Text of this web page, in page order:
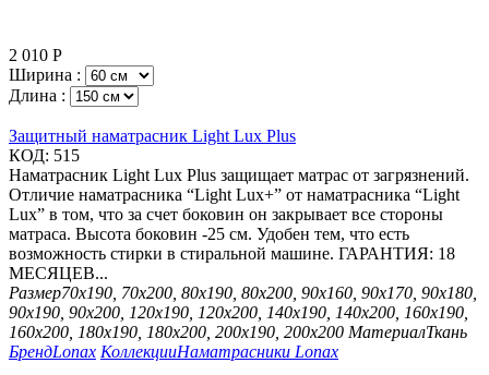
2 010 Р
Ширина :
Длина :
Защитный наматрасник Light Lux Plus
КОД: 515
Наматрасник Light Lux Plus защищает матрас от загрязнений.
Отличие наматрасника “Light Lux+” от наматрасника “Light
Lux” в том, что за счет боковин он закрывает все стороны
матраса. Высота боковин -25 см. Удобен тем, что есть
возможность стирки в стиральной машине. ГАРАНТИЯ: 18
МЕСЯЦЕВ...
Размер70х190, 70х200, 80х190, 80х200, 90х160, 90х170, 90х180,
90х190, 90х200, 120х190, 120х200, 140х190, 140х200, 160х190,
160х200, 180х190, 180х200, 200х190, 200х200 МатериалТкань
БрендLonax КоллекцииНаматрасники Lonax